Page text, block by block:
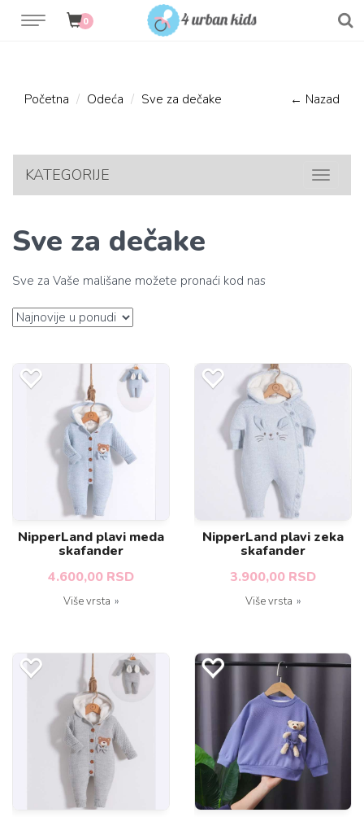
0
Početna Odeća Sve za dečake ← Nazad
Toggle
KATEGORIJE
Sve za dečake
Sve za Vaše mališane možete pronaći kod nas
NipperLand plavi meda
skafander
4.600,00 RSD
Više vrsta
NipperLand plavi zeka
skafander
3.900,00 RSD
Više vrsta